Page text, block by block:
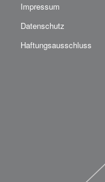
Impressum
Datenschutz
Haftungsausschluss